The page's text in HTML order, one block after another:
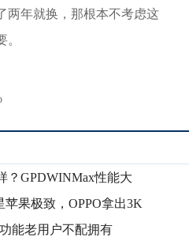
两年就换，那根本不考虑这
？GPDWINMax性能大
果极致，OPPO拿出3K
能老用户不配拥有